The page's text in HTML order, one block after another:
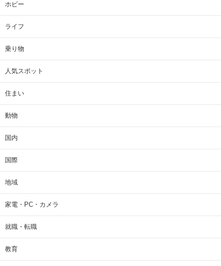
ホビー
ライフ
乗り物
人気スポット
住まい
動物
国内
国際
地域
家電・PC・カメラ
就職・転職
教育